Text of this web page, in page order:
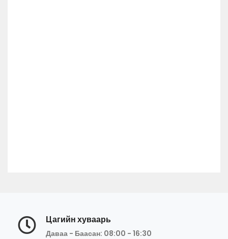
Цагийн хуваарь
Даваа - Баасан: 08:00 - 16:30